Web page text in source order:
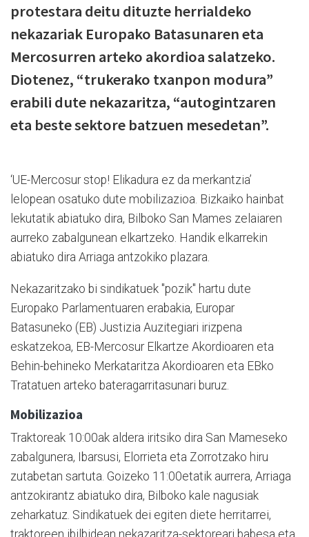
protestara deitu dituzte herrialdeko
nekazariak Europako Batasunaren eta
Mercosurren arteko akordioa salatzeko.
Diotenez, “trukerako txanpon modura”
erabili dute nekazaritza, “autogintzaren
eta beste sektore batzuen mesedetan”.
‘UE-Mercosur stop! Elikadura ez da merkantzia’
lelopean osatuko dute mobilizazioa. Bizkaiko hainbat
lekutatik abiatuko dira, Bilboko San Mames zelaiaren
aurreko zabalgunean elkartzeko. Handik elkarrekin
abiatuko dira Arriaga antzokiko plazara.
Nekazaritzako bi sindikatuek "pozik" hartu dute
Europako Parlamentuaren erabakia, Europar
Batasuneko (EB) Justizia Auzitegiari irizpena
eskatzekoa, EB-Mercosur Elkartze Akordioaren eta
Behin-behineko Merkataritza Akordioaren eta EBko
Tratatuen arteko bateragarritasunari buruz.
Mobilizazioa
Traktoreak 10:00ak aldera iritsiko dira San Mameseko
zabalgunera, Ibarsusi, Elorrieta eta Zorrotzako hiru
zutabetan sartuta. Goizeko 11:00etatik aurrera, Arriaga
antzokirantz abiatuko dira, Bilboko kale nagusiak
zeharkatuz. Sindikatuek dei egiten diete herritarrei,